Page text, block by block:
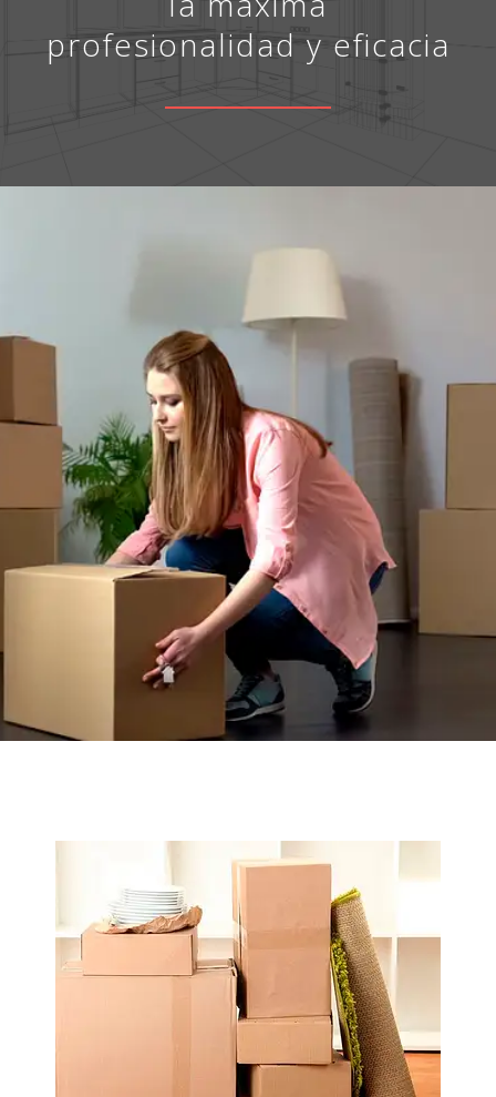
profesionalidad y eficacia